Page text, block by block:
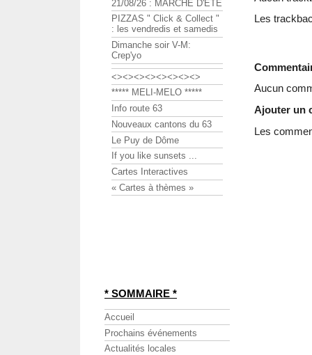
Les
Aucun
Ajouter un
Les
21/08/26 : MARCHE D'ETE
PIZZAS " Click & Collect "
: les vendredis et samedis
Dimanche soir V-M:
Crep'yo
<><><><><><><><>
***** MELI-MELO *****
Info route 63
Nouveaux cantons du 63
Le Puy de Dôme
If you like sunsets ...
Cartes Interactives
« Cartes à thèmes »
* SOMMAIRE *
Accueil
Prochains événements
Actualités locales